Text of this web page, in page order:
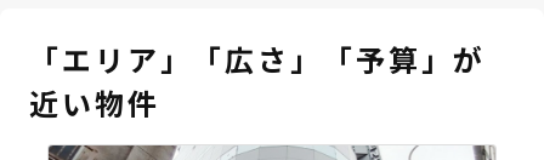
「エリア」「広さ」「予算」が
近い物件